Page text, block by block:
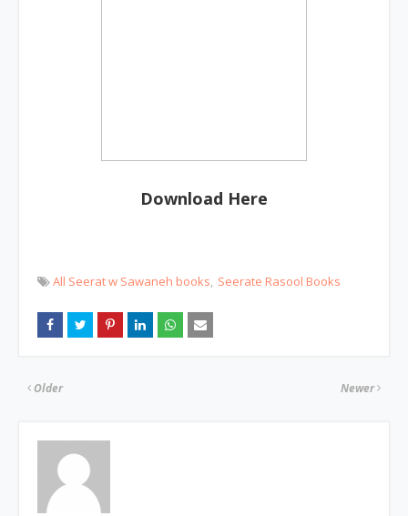
Download Here
All Seerat w Sawaneh books Seerate Rasool Books
Newer
Older